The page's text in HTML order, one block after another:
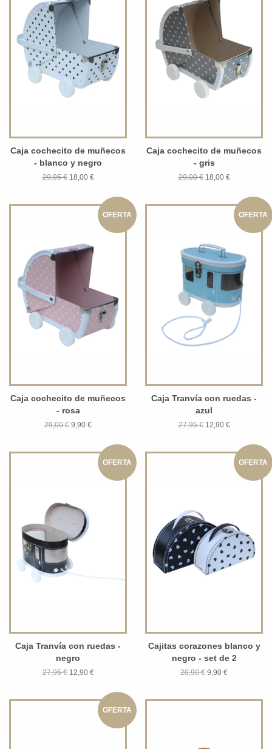
Caja cochecito de muñecos
- blanco y negro
29,95 €18,00 €
Caja cochecito de muñecos
- gris
29,00 €18,00 €
OFERTA
Caja cochecito de muñecos
- rosa
29,00 € 9,90 €
OFERTA
Caja Tranvía con ruedas -
azul
27,95 €12,90 €
OFERTA
Caja Tranvía con ruedas -
negro
27,95 €12,90 €
OFERTA
Cajitas corazones blanco y
negro - set de 2
20,90 € 9,90 €
OFERTA